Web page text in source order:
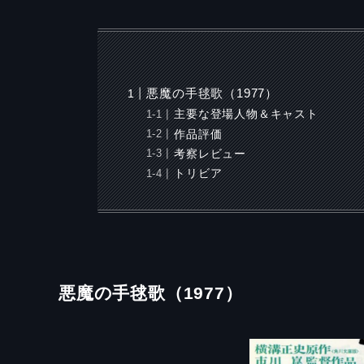
悪魔の手毬歌（1977）
主要な登場人物＆キャスト
作品評価
考察レビュー
トリビア
悪魔の手毬歌（1977）